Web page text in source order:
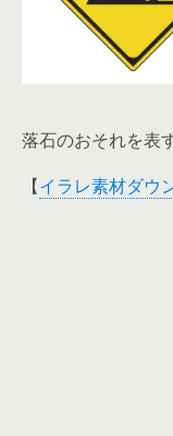
落石のおそれを表
【イラレ素材ダウ